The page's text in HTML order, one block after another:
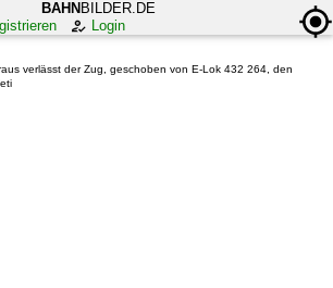
BAHN BILDER.DE
Login
verlässt der Zug, geschoben von E-Lok 432 264, den